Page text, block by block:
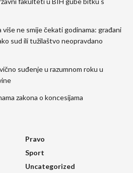
više ne smije čekati godinama: građani
sud ili tužilaštvo neopravdano
suđenje u razumnom roku u
zakona o koncesijama
Pravo
Sport
Uncategorized